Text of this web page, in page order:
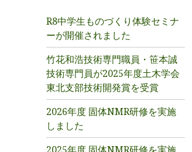
R8中学生ものづくり体験セミナ
ーが開催されました
竹花和浩技術専門職員・笹本誠
技術専門員が2025年度土木学会
東北支部技術開発賞を受賞
2026年度 固体NMR研修を実施
しました